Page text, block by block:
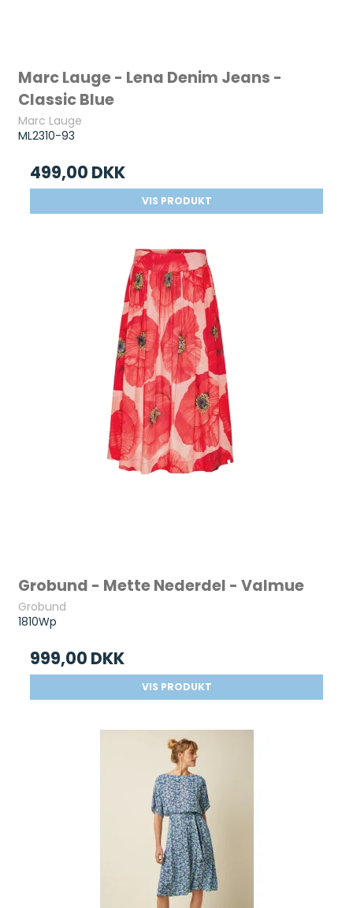
Marc Lauge - Lena Denim Jeans -
Classic Blue
Marc Lauge
ML2310-93
499,00 DKK
VIS PRODUKT
Grobund - Mette Nederdel - Valmue
Grobund
1810Wp
999,00 DKK
VIS PRODUKT